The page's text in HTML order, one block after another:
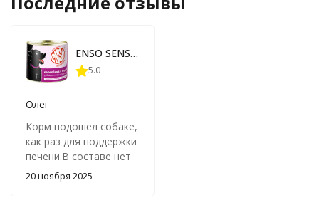
ENSO SENSITIVE влажный корм для взрослых собак всех пород с чувствительным пищеварением для поддержания здоровья печени, рубленое мясо перепелки с гречкой и грушей, в консервах - 190 г х 12 шт
5.0
Олег
Корм подошел собаке,
как раз для поддержки
печени.В составе нет
красителей и
ненужных добавок,
20 ноября 2025